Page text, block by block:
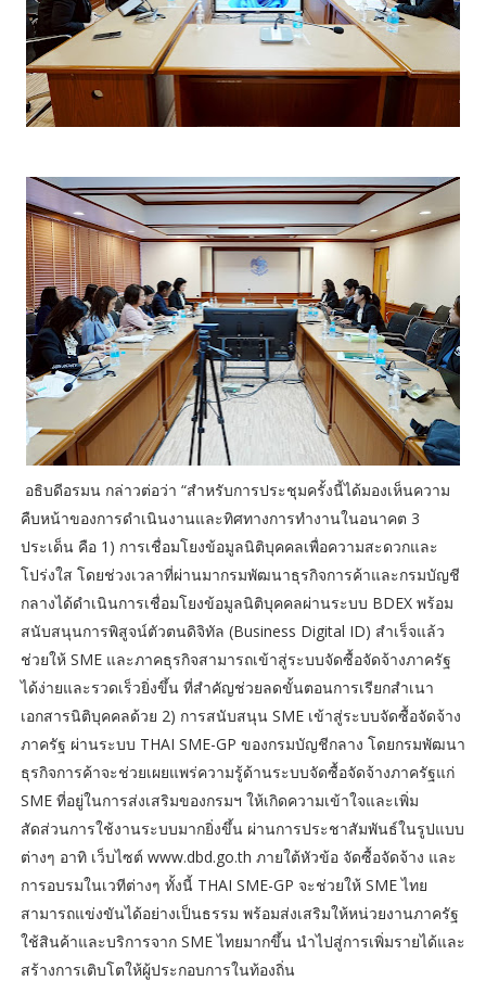
อธิบดีอรมน กล่าวต่อว่า “สำหรับการประชุมครั้งนี้ได้มองเห็นความ
คืบหน้าของการดำเนินงานและทิศทางการทำงานในอนาคต 3
ประเด็น คือ 1) การเชื่อมโยงข้อมูลนิติบุคคลเพื่อความสะดวกและ
โปร่งใส โดยช่วงเวลาที่ผ่านมากรมพัฒนาธุรกิจการค้าและกรมบัญชี
กลางได้ดำเนินการเชื่อมโยงข้อมูลนิติบุคคลผ่านระบบ BDEX พร้อม
สนับสนุนการพิสูจน์ตัวตนดิจิทัล (Business Digital ID) สำเร็จแล้ว
ช่วยให้ SME และภาคธุรกิจสามารถเข้าสู่ระบบจัดซื้อจัดจ้างภาครัฐ
ได้ง่ายและรวดเร็วยิ่งขึ้น ที่สำคัญช่วยลดขั้นตอนการเรียกสำเนา
เอกสารนิติบุคคลด้วย 2) การสนับสนุน SME เข้าสู่ระบบจัดซื้อจัดจ้าง
ภาครัฐ ผ่านระบบ THAI SME-GP ของกรมบัญชีกลาง โดยกรมพัฒนา
ธุรกิจการค้าจะช่วยเผยแพร่ความรู้ด้านระบบจัดซื้อจัดจ้างภาครัฐแก่
SME ที่อยู่ในการส่งเสริมของกรมฯ ให้เกิดความเข้าใจและเพิ่ม
สัดส่วนการใช้งานระบบมากยิ่งขึ้น ผ่านการประชาสัมพันธ์ในรูปแบบ
ต่างๆ อาทิ เว็บไซต์ www.dbd.go.th ภายใต้หัวข้อ จัดซื้อจัดจ้าง และ
การอบรมในเวทีต่างๆ ทั้งนี้ THAI SME-GP จะช่วยให้ SME ไทย
สามารถแข่งขันได้อย่างเป็นธรรม พร้อมส่งเสริมให้หน่วยงานภาครัฐ
ใช้สินค้าและบริการจาก SME ไทยมากขึ้น นำไปสู่การเพิ่มรายได้และ
สร้างการเติบโตให้ผู้ประกอบการในท้องถิ่น